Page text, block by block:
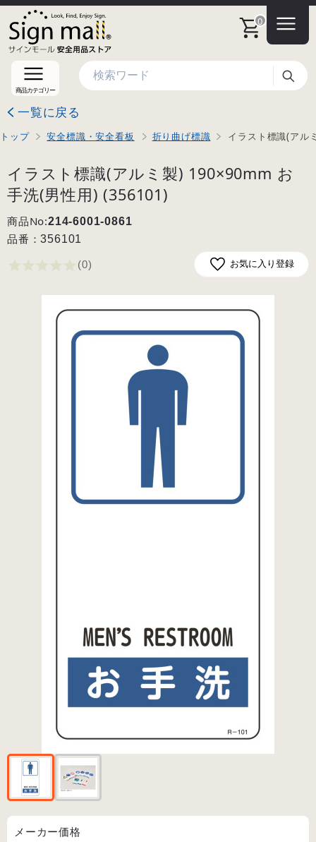
0
商品カテゴリー
検索
一覧に戻る
トップ 安全標識・安全看板 折り曲げ標識 イラスト標識(ア
イラスト標識(アルミ製) 190×90mm お
手洗(男性用) (356101)
商品No:214-6001-0861
品番：356101
(0) お気に入り登録
メーカー価格